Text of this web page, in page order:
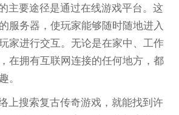
主要途径是通过在线游戏平台。这
服务器，使玩家能够随时随地进入
家进行交互。无论是在家中、工作
在拥有互联网连接的任何地方，都
。
上搜索复古传奇游戏，就能找到许